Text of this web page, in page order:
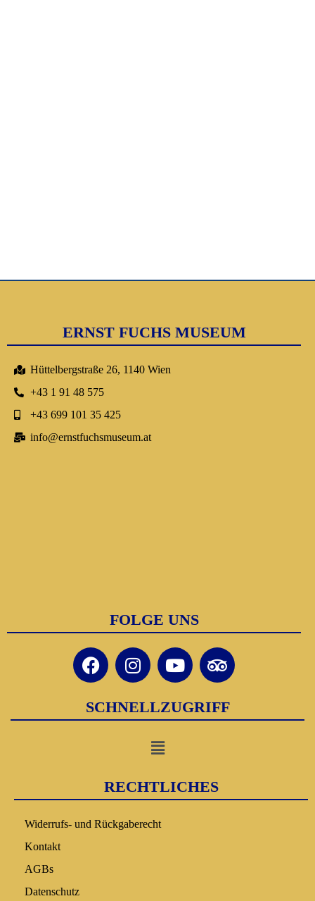
ERNST FUCHS MUSEUM
Hüttelbergstraße 26, 1140 Wien
+43 1 91 48 575
+43 699 101 35 425
info@ernstfuchsmuseum.at
FOLGE UNS
SCHNELLZUGRIFF
RECHTLICHES
Widerrufs- und Rückgaberecht
Kontakt
AGBs
Datenschutz